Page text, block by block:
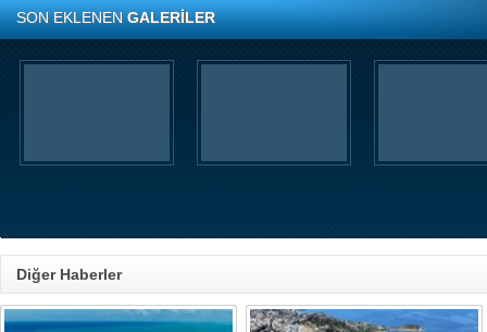
SON EKLENENGALERİLER
Diğer Haberler